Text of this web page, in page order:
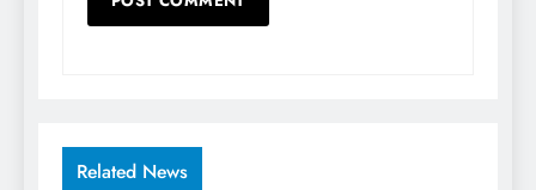
Related News